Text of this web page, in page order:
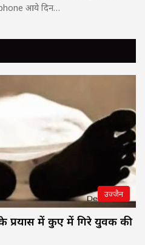
आये दिन…
उज्जैन
प्रयास में कुए में गिरे युवक की